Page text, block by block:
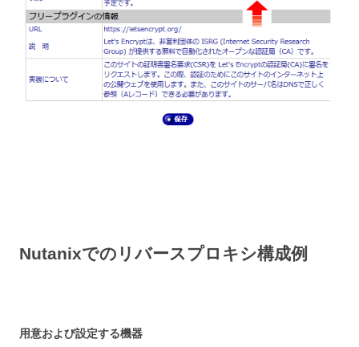
Nutanixでのリバースプロキシ構成例
用意および設定する機器